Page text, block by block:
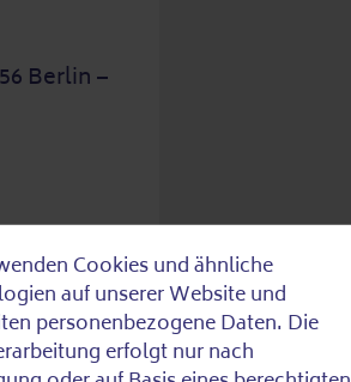
Berlin –
Cookies und ähnliche
auf unserer Website und
personenbezogene Daten. Die
erfolgt nur nach